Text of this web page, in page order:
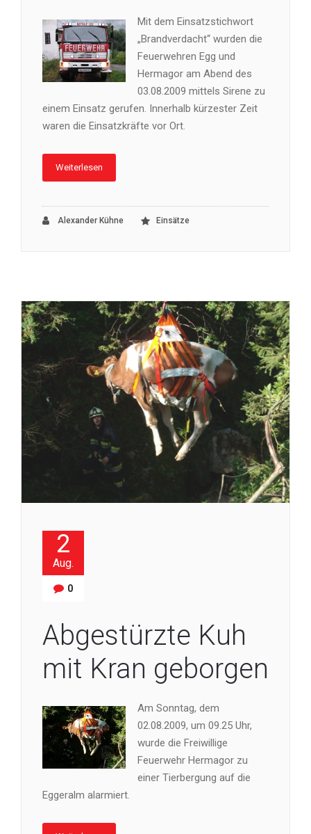
Mit dem Einsatzstichwort
„Brandverdacht“ wurden die
Feuerwehren Egg und
Hermagor am Abend des
03.08.2009 mittels Sirene zu
einem Einsatz gerufen. Innerhalb kürzester Zeit
waren die Einsatzkräfte vor Ort.
Weiterlesen
Alexander Kühne Einsätze
2
Aug.
0
Abgestürzte Kuh
mit Kran geborgen
Am Sonntag, dem
02.08.2009, um 09.25 Uhr,
wurde die Freiwillige
Feuerwehr Hermagor zu
einer Tierbergung auf die
Eggeralm alarmiert.